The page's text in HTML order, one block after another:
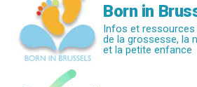
Born in
Infos et
de la grossesse, la
et la petite enfance